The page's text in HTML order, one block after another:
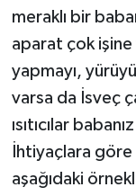
meraklı bir
aparat çok
yapmayı,
varsa da İsveç
ısıtıcılar
İhtiyaçlara
aşağıdaki